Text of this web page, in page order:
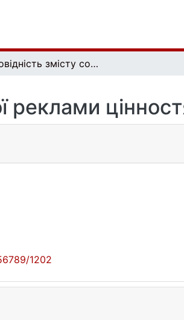
Відповідність змісту соціальної реклами цінностям молоді
реклами
1202